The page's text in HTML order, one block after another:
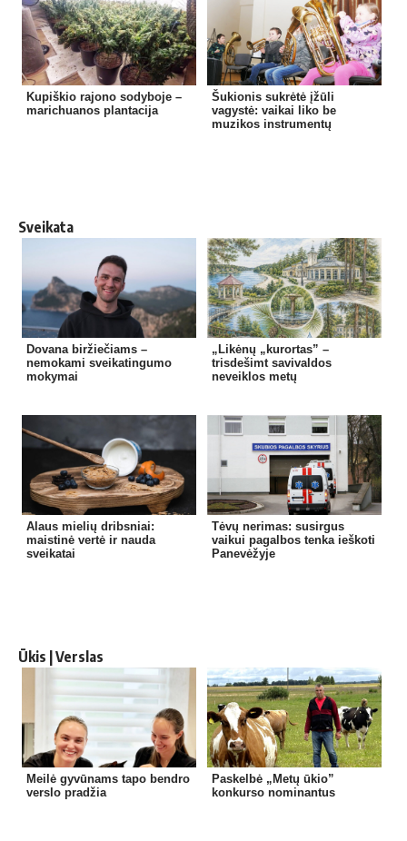
Kupiškio rajono sodyboje –
marichuanos plantacija
Šukionis sukrėtė įžūli
vagystė: vaikai liko be
muzikos instrumentų
Sveikata
Dovana biržiečiams –
nemokami sveikatingumo
mokymai
„Likėnų „kurortas” –
trisdešimt savivaldos
neveiklos metų
Alaus mielių dribsniai:
maistinė vertė ir nauda
sveikatai
Tėvų nerimas: susirgus
vaikui pagalbos tenka ieškoti
Panevėžyje
Ūkis | Verslas
Meilė gyvūnams tapo bendro
verslo pradžia
Paskelbė „Metų ūkio”
konkurso nominantus